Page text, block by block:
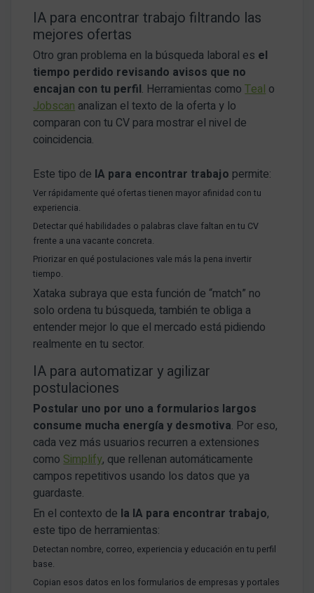
IA para encontrar trabajo filtrando las
mejores ofertas
Otro gran problema en la búsqueda laboral es el
tiempo perdido revisando avisos que no
encajan con tu perfil. Herramientas comoTeal o
Jobscan analizan el texto de la oferta y lo
comparan con tu CV para mostrar el nivel de
coincidencia.
Este tipo de IA para encontrar trabajo permite:
Ver rápidamente qué ofertas tienen mayor afinidad con tu
experiencia.
Detectar qué habilidades o palabras clave faltan en tu CV
frente a una vacante concreta.
Priorizar en qué postulaciones vale más la pena invertir
tiempo.
Xataka subraya que esta función de “match” no
solo ordena tu búsqueda, también te obliga a
entender mejor lo que el mercado está pidiendo
realmente en tu sector.
IA para automatizar y agilizar
postulaciones
Postular uno por uno a formularios largos
consume mucha energía y desmotiva. Por eso,
cada vez más usuarios recurren a extensiones
como Simplify, que rellenan automáticamente
campos repetitivos usando los datos que ya
guardaste.
En el contexto de la IA para encontrar trabajo,
este tipo de herramientas:
Detectan nombre, correo, experiencia y educación en tu perfil
base.
Copian esos datos en los formularios de empresas y portales